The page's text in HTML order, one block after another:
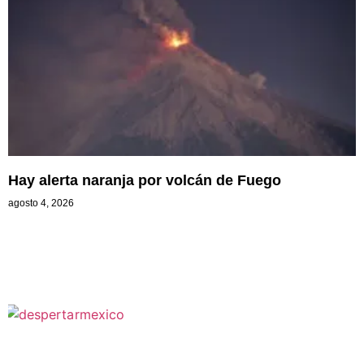
Hay alerta naranja por volcán de Fuego
agosto 4, 2026